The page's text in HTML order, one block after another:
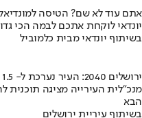
אתם עוד לא שם? הטיסה
יונדאי לוקחת אתכם לבמה הכי
בשיתוף יונדאי מבית כלמוביל
ירושלים 2040: העיר נערכת ל- 1.5 מליון תושבים
מנכ"לית העירייה מציגה תוכנית
הבא
בשיתוף עיריית ירושלים